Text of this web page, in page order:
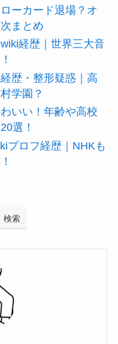
ーカード退場？オ
まとめ
経歴｜世界三大音
歴・整形疑惑｜高
学園？
いい！年齢や高校
選！
プロフ経歴｜NHKも
検索